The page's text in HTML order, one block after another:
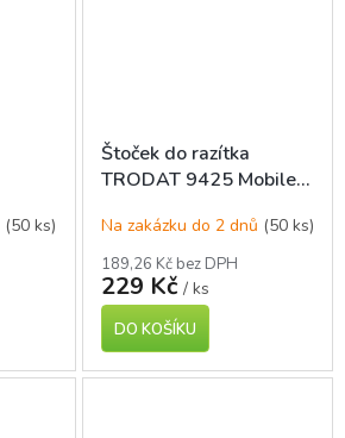
(50 ks)
Štoček do razítka
TRODAT 9425 Mobile
Na zakázku do 2 dnů (50 ks)
189,26 Kč bez DPH
229 Kč / ks
DO KOŠÍKU